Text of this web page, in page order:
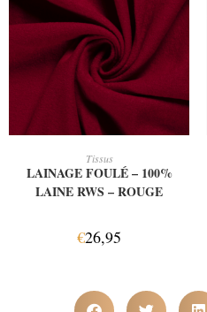
AJOUTER AU PANIER
Tissus
LAINAGE FOULÉ – 100%
LAINE RWS – ROUGE
€26,95